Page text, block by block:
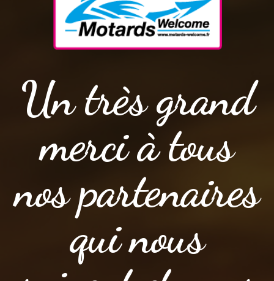
Un très grand
merci à tous
nos partenaires
qui nous